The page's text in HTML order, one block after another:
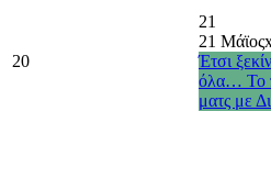
20
21
21 Μάϊος
Έτσι
όλα… Το
ματς με